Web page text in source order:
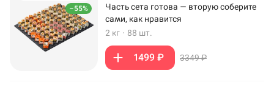
–55%
Часть сета готова — вторую соберите
сами, как нравится
2 кг · 88 шт.
1499 ₽ 3349 ₽